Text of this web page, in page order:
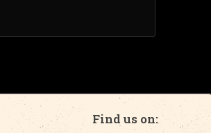
Find us on: